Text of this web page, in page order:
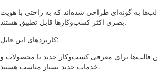
به گونه‌ای طراحی شده‌اند که به راحتی با هویت
بصری اکثر کسب‌وکارها قابل تطبیق هستند.
کاربردهای این فایل:
قالب‌ها برای معرفی کسب‌وکار جدید یا محصولات و
خدمات جدید بسیار مناسب هستند.